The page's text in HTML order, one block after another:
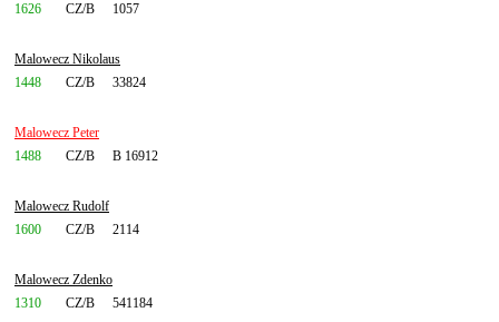
1626
CZ/B 1057
Malowecz Nikolaus
1448
CZ/B 33824
Malowecz Peter
1488
CZ/B B 16912
Malowecz Rudolf
1600
CZ/B 2114
Malowecz Zdenko
1310
CZ/B 541184